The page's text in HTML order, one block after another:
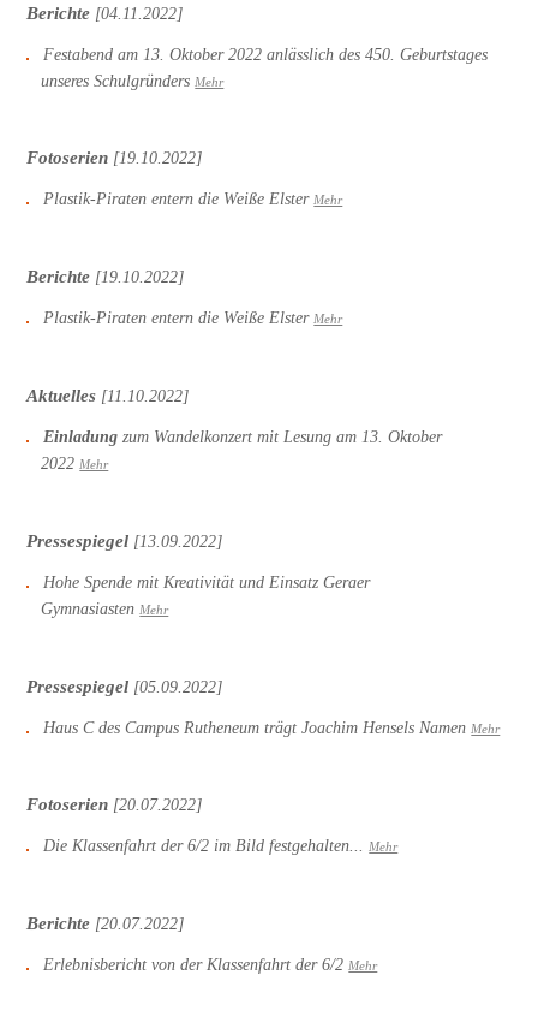
Berichte [04.11.2022]
Festabend am 13. Oktober 2022 anlässlich des 450. Geburtstages
unseres Schulgründers Mehr
Fotoserien [19.10.2022]
Plastik-Piraten entern die Weiße Elster Mehr
Berichte [19.10.2022]
Plastik-Piraten entern die Weiße Elster Mehr
Aktuelles [11.10.2022]
Einladung zum Wandelkonzert mit Lesung am 13. Oktober
2022 Mehr
Pressespiegel [13.09.2022]
Hohe Spende mit Kreativität und Einsatz Geraer
Gymnasiasten Mehr
Pressespiegel [05.09.2022]
Haus C des Campus Rutheneum trägt Joachim Hensels Namen Mehr
Fotoserien [20.07.2022]
Die Klassenfahrt der 6/2 im Bild festgehalten... Mehr
Berichte [20.07.2022]
Erlebnisbericht von der Klassenfahrt der 6/2 Mehr